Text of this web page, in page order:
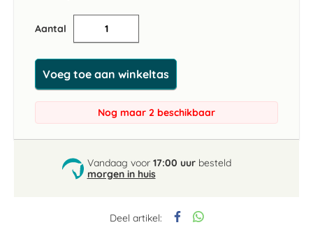
Deel artikel:
Aantal
Voeg toe aan winkeltas
Nog maar 2 beschikbaar
Vandaag voor 17:00 uurbesteld
morgen in huis
afbeeldingen-
gallerij